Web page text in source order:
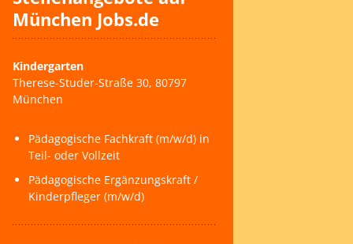
Vorstand der Stiftung
Satzung
Spenden
München Jobs.de
Kindergarten
Therese-Studer-Straße 30, 80797
München
Pädagogische Fachkraft (m/w/d) in
Teil- oder Vollzeit
Pädagogische Ergänzungskraft /
Kinderpfleger (m/w/d)